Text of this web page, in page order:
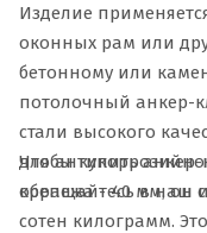
Изделие
оконных рам или
бетонному или
потолочный анкер-
стали высокого
для
крепежа - 40 мм, он
сотен килограмм.
Чтобы купить
обращайтесь в наш